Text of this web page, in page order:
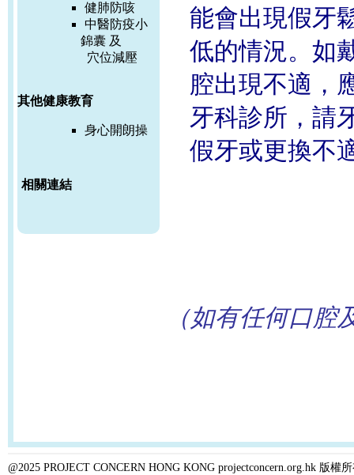
健肺防咳
中醫防疫小
錦囊 及
穴位減壓
其他健康教育
身心開朗操
相關連結
能會出現假牙
低的情況。如
腔出現不適，
牙科診所，請
假牙或更換不
（如有任何口
@2025 PROJECT CONCERN HONG KONG projectconcern.org.hk 版權